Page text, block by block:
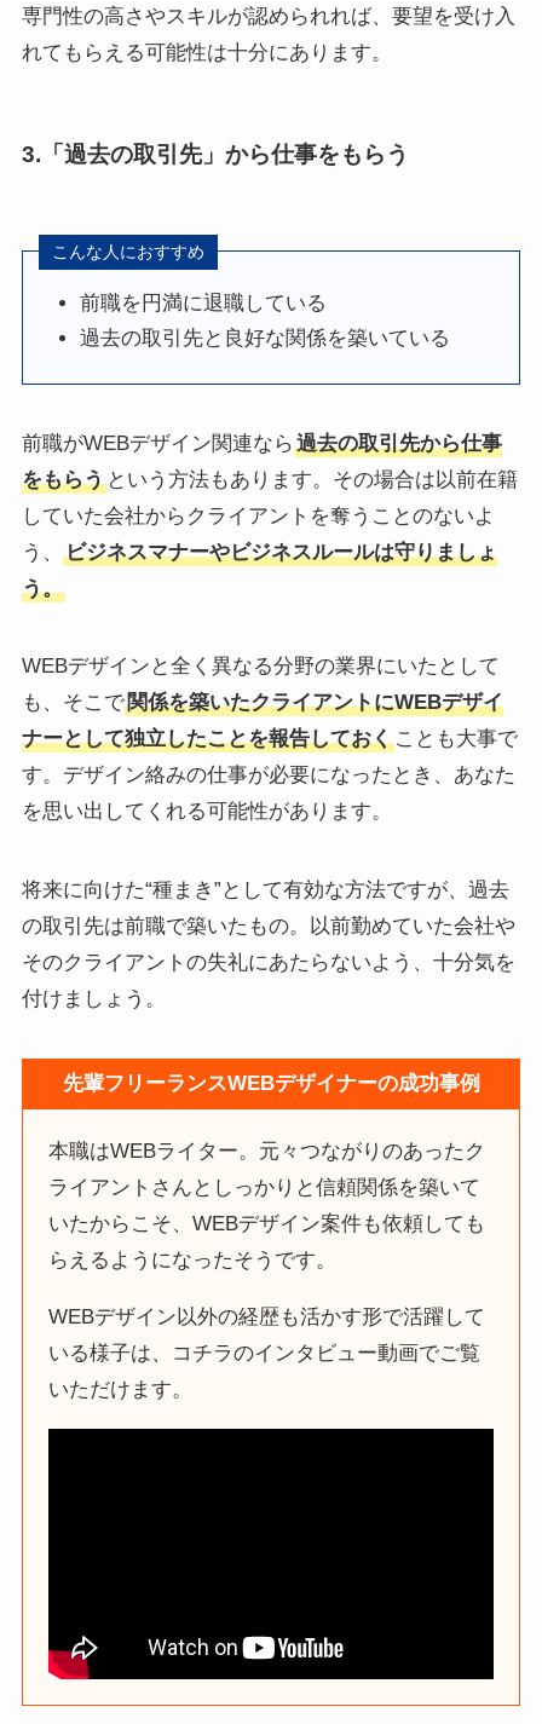
専門性の高さやスキルが認められれば、要望を受け入
れてもらえる可能性は十分にあります。
3.「過去の取引先」から仕事をもらう
こんな人におすすめ
前職を円満に退職している
過去の取引先と良好な関係を築いている
前職がWEBデザイン関連なら 過去の取引先から仕事
をもらうという方法もあります。その場合は以前在籍
していた会社からクライアントを奪うことのないよ
う、
ビジネスマナーやビジネスルールは守りましょ
う。
WEBデザインと全く異なる分野の業界にいたとして
も、そこで関係を築いたクライアントにWEBデザイ
ナーとして独立したことを報告しておくことも大事で
す。デザイン絡みの仕事が必要になったとき、あなた
を思い出してくれる可能性があります。
将来に向けた“種まき”として有効な方法ですが、過去
の取引先は前職で築いたもの。以前勤めていた会社や
そのクライアントの失礼にあたらないよう、十分気を
付けましょう。
先輩フリーランスWEBデザイナーの成功事例
本職はWEBライター。元々つながりのあったク
ライアントさんとしっかりと信頼関係を築いて
いたからこそ、WEBデザイン案件も依頼しても
らえるようになったそうです。
WEBデザイン以外の経歴も活かす形で活躍して
いる様子は、コチラのインタビュー動画でご覧
いただけます。